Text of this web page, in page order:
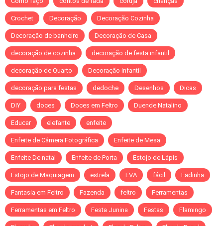
Crochet Decoração Decoração Cozinha
Decoração de banheiro Decoração de Casa
decoração de cozinha decoração de festa infantil
decoração de Quarto Decoração infantil
decoração para festas dedoche Desenhos Dicas
DIY doces Doces em Feltro Duende Natalino
Educar elefante enfeite
Enfeite de Câmera Fotográfica Enfeite de Mesa
Enfeite De natal Enfeite de Porta Estojo de Lápis
Estojo de Maquiagem estrela EVA fácil Fadinha
Fantasia em Feltro Fazenda feltro Ferramentas
Ferramentas em Feltro Festa Junina Festas Flamingo